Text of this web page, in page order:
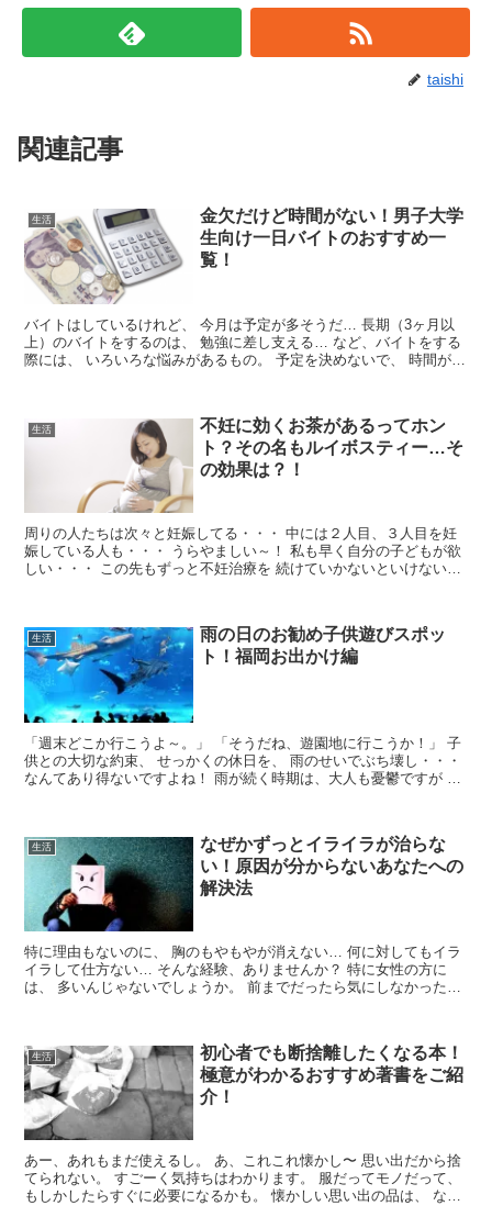
taishi
関連記事
生活
金欠だけど時間がない！男子大学
生向け一日バイトのおすすめ一
覧！
バイトはしているけれど、 今月は予定が多そうだ… 長期（3ヶ月以
上）のバイトをするのは、 勉強に差し支える… など、バイトをする
際には、 いろいろな悩みがあるもの。 予定を決めないで、 時間があ
生活
不妊に効くお茶があるってホン
ト？その名もルイボスティー…そ
の効果は？！
周りの人たちは次々と妊娠してる・・・ 中には２人目、３人目を妊
娠している人も・・・ うらやましい～！ 私も早く自分の子どもが欲
しい・・・ この先もずっと不妊治療を 続けていかないといけないの
生活
雨の日のお勧め子供遊びスポッ
ト！福岡お出かけ編
「週末どこか行こうよ～。」 「そうだね、遊園地に行こうか！」 子
供との大切な約束、 せっかくの休日を、 雨のせいでぶち壊し・・・
なんてあり得ないですよね！ 雨が続く時期は、大人も憂鬱ですが 子
生活
なぜかずっとイライラが治らな
い！原因が分からないあなたへの
解決法
特に理由もないのに、 胸のもやもやが消えない… 何に対してもイラ
イラして仕方ない… そんな経験、ありませんか？ 特に女性の方に
は、 多いんじゃないでしょうか。 前までだったら気にしなかったよ
生活
初心者でも断捨離したくなる本！
極意がわかるおすすめ著書をご紹
介！
あー、あれもまだ使えるし。 あ、これこれ懐かし〜 思い出だから捨
てられない。 すごーく気持ちはわかります。 服だってモノだって、
もしかしたらすぐに必要になるかも。 懐かしい思い出の品は、 なか